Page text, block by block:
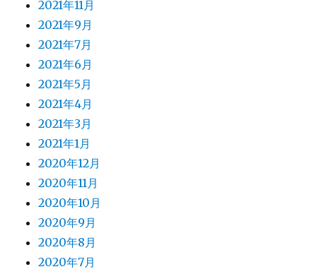
2021年11月
2021年9月
2021年7月
2021年6月
2021年5月
2021年4月
2021年3月
2021年1月
2020年12月
2020年11月
2020年10月
2020年9月
2020年8月
2020年7月